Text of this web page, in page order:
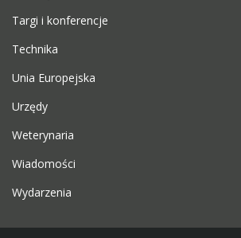
Targi i konferencje
Technika
Unia Europejska
Urzędy
Weterynaria
Wiadomości
Wydarzenia